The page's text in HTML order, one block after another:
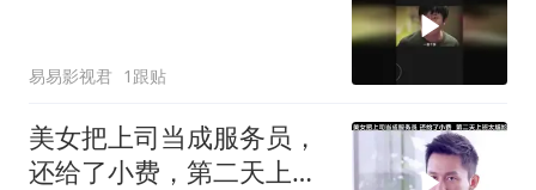
易易影视君 1跟贴
美女把上司当成服务员，
还给了小费，第二天上班